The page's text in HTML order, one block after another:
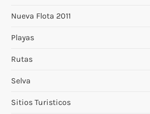
Nueva Flota 2011
Playas
Rutas
Selva
Sitios Turisticos